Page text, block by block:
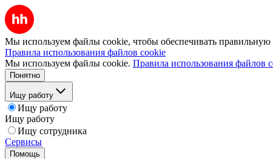
Мы используем файлы cookie, чтобы обеспечивать правильную
Правила использования файлов cookie
Мы используем файлы cookie. Правила использования файлов
Понятно
Ищу работу
Ищу работу
Ищу работу
Ищу сотрудника
Сервисы
Помощь